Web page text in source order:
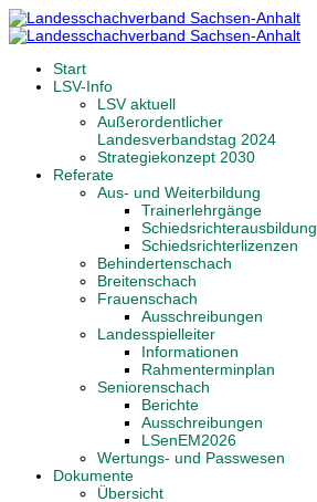
Start
LSV-Info
LSV aktuell
Außerordentlicher
Landesverbandstag 2024
Strategiekonzept 2030
Referate
Aus- und Weiterbildung
Trainerlehrgänge
Schiedsrichterausbildung
Schiedsrichterlizenzen
Behindertenschach
Breitenschach
Frauenschach
Ausschreibungen
Landesspielleiter
Informationen
Rahmenterminplan
Seniorenschach
Berichte
Ausschreibungen
LSenEM2026
Wertungs- und Passwesen
Dokumente
Übersicht